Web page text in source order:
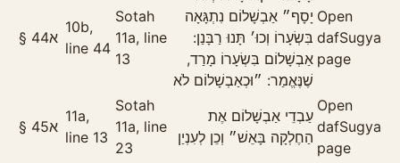
§ 44א
10b,
line 44
Sotah
11a, line
13
יָסָף״ אַבְשָׁלוֹם נִתְגָּאָה
בִּשְׂעָרוֹ וְכוּ׳ תָּנוּ רַבָּנַן:
אַבְשָׁלוֹם בִּשְׂעָרוֹ מָרַד,
שֶׁנֶּאֱמַר: ״וּכְאַבְשָׁלוֹם לֹא
Open
dafSugya
page
§ 45א
11a,
line 13
Sotah
11a, line
23
עַבְדֵי אַבְשָׁלוֹם אֶת
הַחֶלְקָה בָּאֵשׁ״ וְכֵן לְעִנְיַן
Open
dafSugya
page